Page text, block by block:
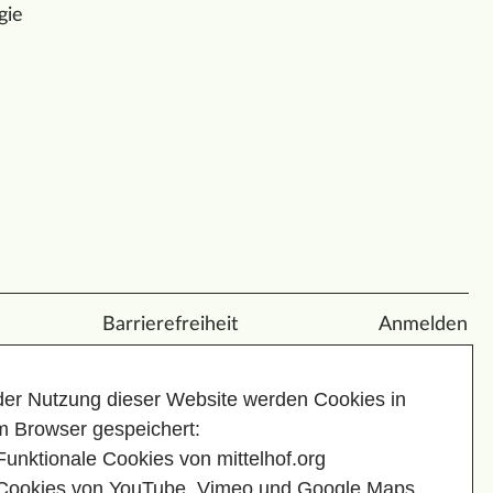
Barrierefreiheit Anmelden
Nutzung dieser Website werden Cookies in
Browser gespeichert:
Cookies von mittelhof.org
von YouTube, Vimeo und Google Maps